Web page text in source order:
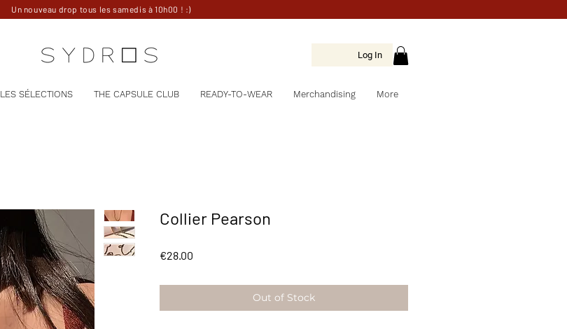
Un nouveau drop tous les samedis à 10h00 ! :)
Log In
LES SÉLECTIONS THE CAPSULE CLUB READY-TO-WEAR Merchandising More
Collier Pearson
€28.00
Out of Stock